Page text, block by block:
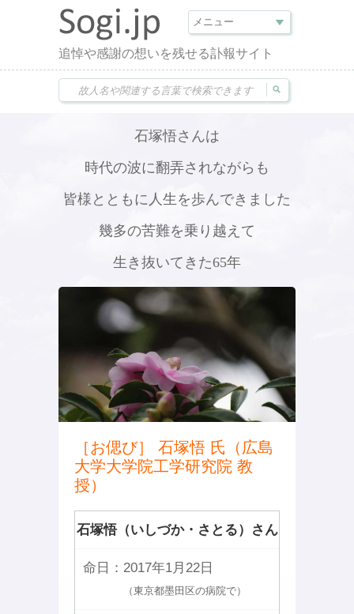
追悼や感謝の想いを残せる訃報サイト
石塚悟さんは
時代の波に翻弄されながらも
皆様とともに人生を歩んできました
幾多の苦難を乗り越えて
生き抜いてきた65年
［お偲び］ 石塚悟 氏（広島
大学大学院工学研究院 教
授）
石塚悟（いしづか・さとる）さん
命日： 2017年1月22日
（東京都墨田区の病院で）